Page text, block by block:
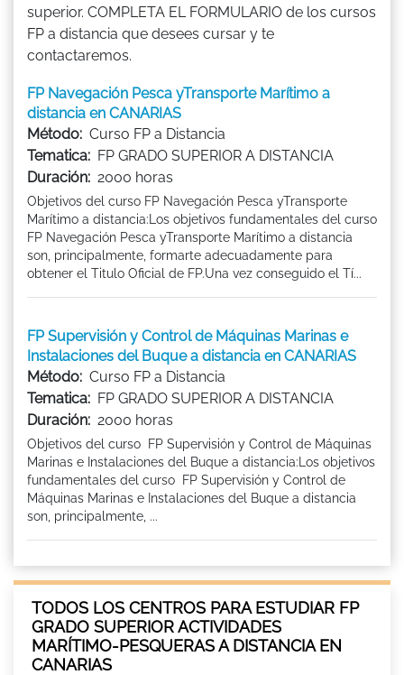
superior. COMPLETA EL FORMULARIO de los cursos
FP a distancia que desees cursar y te
contactaremos.
FP Navegación Pesca yTransporte Marítimo a
distancia en CANARIAS
Método: Curso FP a Distancia
Tematica: FP GRADO SUPERIOR A DISTANCIA
Duración: 2000 horas
Objetivos del curso FP Navegación Pesca yTransporte
Marítimo a distancia:Los objetivos fundamentales del curso
FP Navegación Pesca yTransporte Marítimo a distancia
son, principalmente, formarte adecuadamente para
obtener el Titulo Oficial de FP.Una vez conseguido el Tí...
FP Supervisión y Control de Máquinas Marinas e
Instalaciones del Buque a distancia en CANARIAS
Método: Curso FP a Distancia
Tematica: FP GRADO SUPERIOR A DISTANCIA
Duración: 2000 horas
Objetivos del curso FP Supervisión y Control de Máquinas
Marinas e Instalaciones del Buque a distancia:Los objetivos
fundamentales del curso FP Supervisión y Control de
Máquinas Marinas e Instalaciones del Buque a distancia
son, principalmente, ...
TODOS LOS CENTROS PARA ESTUDIAR FP
GRADO SUPERIOR ACTIVIDADES
MARÍTIMO-PESQUERAS A DISTANCIA EN
CANARIAS